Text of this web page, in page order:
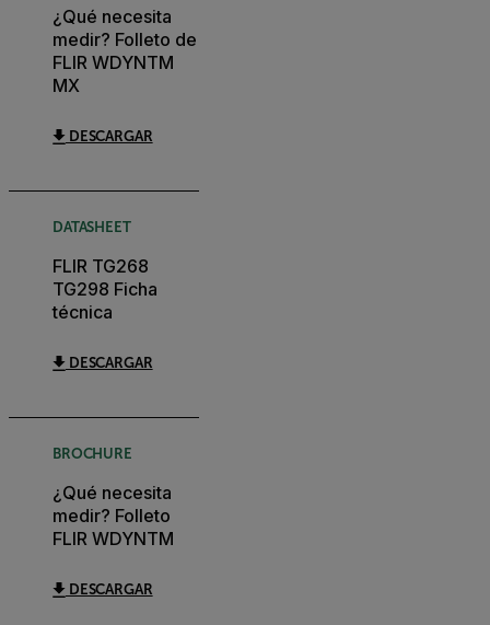
¿Qué necesita
medir? Folleto de
FLIR WDYNTM
MX
DESCARGAR
DATASHEET
FLIR TG268
TG298 Ficha
técnica
DESCARGAR
BROCHURE
¿Qué necesita
medir? Folleto
FLIR WDYNTM
DESCARGAR